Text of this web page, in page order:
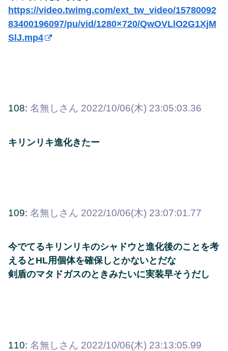
https://video.twimg.com/ext_tw_video/15780092
83400196097/pu/vid/1280×720/QwOVLlO2G1XjM
SlJ.mp4
108: 名無しさん 2022/10/06(木) 23:05:03.36
キリンリキ進化きたー
109: 名無しさん 2022/10/06(木) 23:07:01.77
今でてるキリンリキのシャドウと進化後のことを考
えるとHL用個体を確保しとかないとだな
剣盾のマタドガスのときみたいに実装早そうだし
110: 名無しさん 2022/10/06(木) 23:13:05.99